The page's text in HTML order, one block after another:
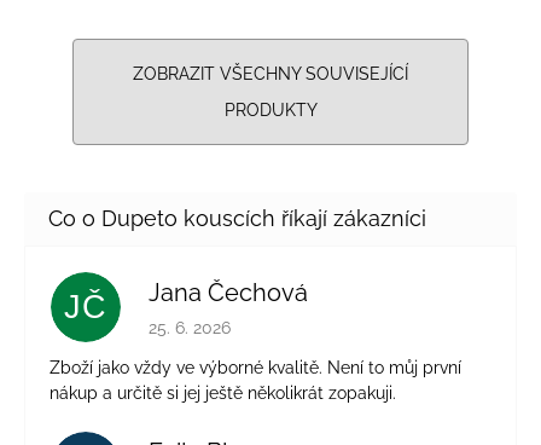
ZOBRAZIT VŠECHNY SOUVISEJÍCÍ
PRODUKTY
JČ Jana Čechová
Hodnocení obchodu je 5 z 5 hvězdiček.
25. 6. 2026
Zboží jako vždy ve výborné kvalitě. Není to můj první
nákup a určitě si jej ještě několikrát zopakuji.